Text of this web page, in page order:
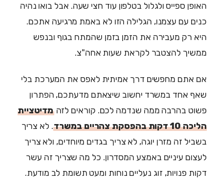
האופן ספייס ולגלול בטלפון עוד חצי שעה. אבל בואו נהיה
כנים עם עצמנו, הגלילה הזו לא באמת מרגיעה אתכם.
היא רק מעבירה את הזמן בזמן שהמתח בגוף ובנפש
ממשיך להצטבר לקראת שעות אחה"צ.
אם אתם מחפשים דרך אמיתית לאפס את המערכת בלי
שאף אחד במשרד יחשוב שיצאתם מדעתכם, הפתרון
פשוט בהרבה ממה שנדמה לכם. קוראים לזהמדיטציית
הליכה 10 דקות בהפסקת צהריים במשרד
. לא צריך
בשביל זה מזרן יוגה, לא צריך בגדים מיוחדים, ולא צריך
לעצום עיניים באמצע המסדרון. כל מה שצריך זה עשר
דקות פנויות, זוג נעליים נוחות ומעט תשומת לב מודעת.